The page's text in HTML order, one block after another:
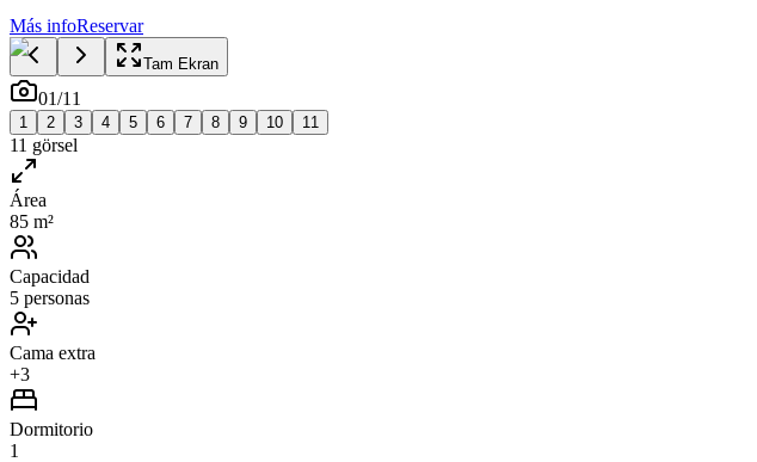
Más infoReservar
Tam Ekran
01/11
1 2 3 4 5 6 7 8 9 10 11
11 görsel
Área
85 m²
Capacidad
5 personas
Cama extra
+3
Dormitorio
1